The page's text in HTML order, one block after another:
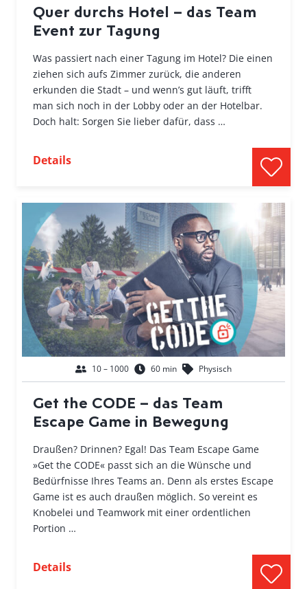
Quer durchs Hotel – das Team
Event zur Tagung
Was passiert nach einer Tagung im Hotel? Die einen
ziehen sich aufs Zimmer zurück, die anderen
erkunden die Stadt – und wenn’s gut läuft, trifft
man sich noch in der Lobby oder an der Hotelbar.
Doch halt: Sorgen Sie lieber dafür, dass …
Details
10 – 1000 60 min Physisch
Get the CODE – das Team
Escape Game in Bewegung
Draußen? Drinnen? Egal! Das Team Escape Game
»Get the CODE« passt sich an die Wünsche und
Bedürfnisse Ihres Teams an. Denn als erstes Escape
Game ist es auch draußen möglich. So vereint es
Knobelei und Teamwork mit einer ordentlichen
Portion …
Details